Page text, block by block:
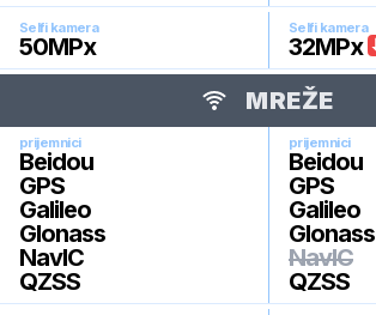
Selfi kamera
50MPx
Selfi kamera
32MPx
MREŽE
prijemnici
Beidou
GPS
Galileo
Glonass
NavIC
QZSS
prijemnici
Beidou
GPS
Galileo
Glonass
NavIC
QZSS